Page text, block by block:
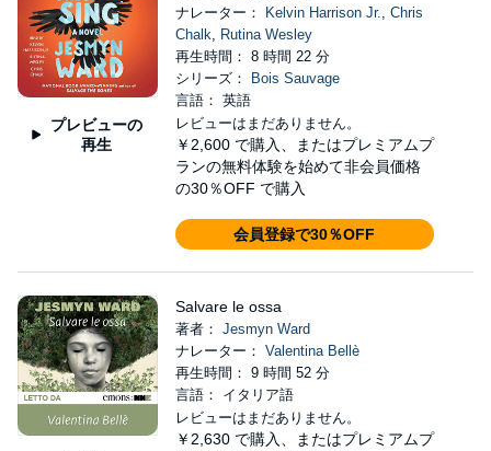
プレビューの
再生
ナレーター：
Kelvin Harrison Jr., Chris
Chalk, Rutina Wesley
再生時間： 8 時間 22 分
シリーズ：
Bois Sauvage
言語： 英語
レビューはまだありません。
￥2,600 で購入、またはプレミアムプ
ランの無料体験を始めて非会員価格
の30％OFF で購入
会員登録で30％OFF
Salvare le ossa
著者： Jesmyn Ward
ナレーター： Valentina Bellè
再生時間： 9 時間 52 分
言語： イタリア語
レビューはまだありません。
￥2,630 で購入、またはプレミアムプ